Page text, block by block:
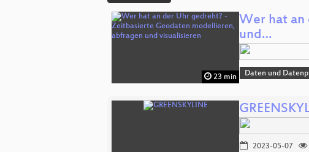
23 min
Wer hat
und…
Daten und
2023-05-07